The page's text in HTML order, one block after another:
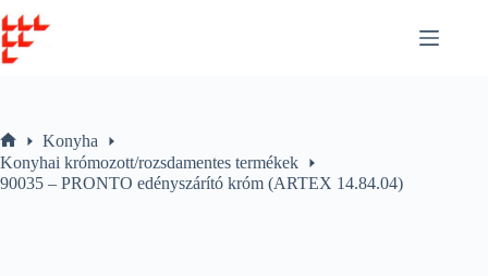
to
content
Home
Konyha
Konyhai krómozott/rozsdamentes termékek
90035 – PRONTO edényszárító króm (ARTEX 14.84.04)